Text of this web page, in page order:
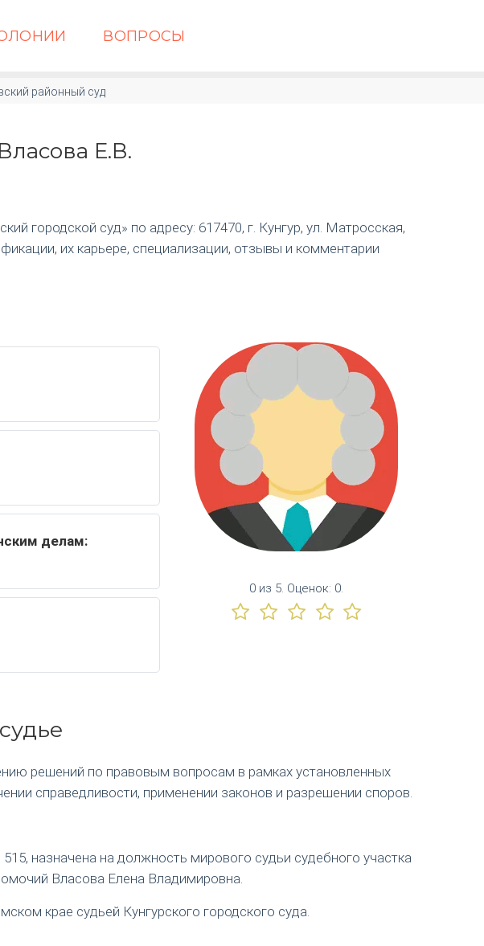
ВОПРОСЫ
районный суд
Е.В.
городской суд» по адресу: 617470, г. Кунгур, ул. Матросская,
их карьере, специализации, отзывы и комментарии
делам:
0 из 5. Оценок: 0.
решений по правовым вопросам в рамках установленных
справедливости, применении законов и разрешении споров.
назначена на должность мирового судьи судебного участка
Власова Елена Владимировна.
крае судьей Кунгурского городского суда.